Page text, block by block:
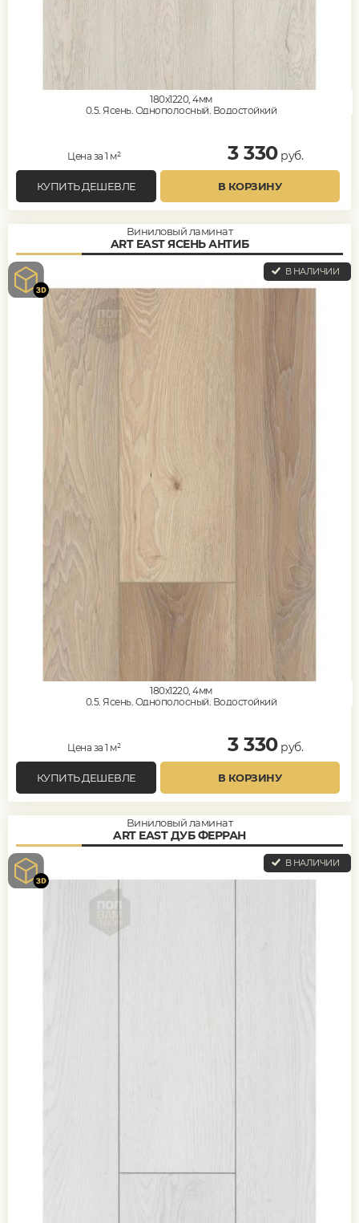
180x1220, 4мм
0,5, Ясень, Однополосный, Водостойкий
Цена за 1 м² 3 330руб.
КУПИТЬ ДЕШЕВЛЕ В КОРЗИНУ
Виниловый ламинат
ART EAST ЯСЕНЬ АНТИБ
В НАЛИЧИИ
180x1220, 4мм
0,5, Ясень, Однополосный, Водостойкий
Цена за 1 м² 3 330руб.
КУПИТЬ ДЕШЕВЛЕ В КОРЗИНУ
Виниловый ламинат
ART EAST ДУБ ФЕРРАН
В НАЛИЧИИ